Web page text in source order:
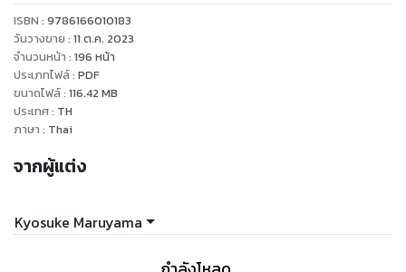
หากแพ้ก็เจอบทลงโทษ แบทเทิลมหาประลัยไร้ขีดจำกัดได้ระเบิด
ความมันที่คุณไม่ควรพลาด!
ISBN : 9786166010183
วันวางขาย : 11 ต.ค. 2023
จำนวนหน้า : 196 หน้า
ประเภทไฟล์: PDF
ขนาดไฟล์: 116.42 MB
ประเทศ: TH
ภาษา : Thai
จากผู้แต่ง
Kyosuke Maruyama